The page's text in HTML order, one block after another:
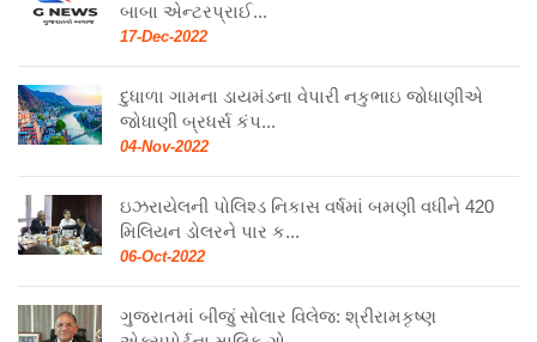
બાબા એન્ટરપ્રાઈ...
17-Dec-2022
દુધાળા ગામના ડાયમંડના વેપારી નકુભાઇ જોધાણીએ
જોધાણી બ્રધર્સ કંપ...
04-Nov-2022
ઇઝરાયેલની પોલિશ્ડ નિકાસ વર્ષમાં બમણી વધીને 420
મિલિયન ડોલરને પાર ક...
06-Oct-2022
ગુજરાતમાં બીજું સોલાર વિલેજ: શ્રીરામકૃષ્ણ